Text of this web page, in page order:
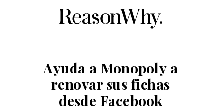
Ayuda a Monopoly a
renovar sus fichas
desde Facebook